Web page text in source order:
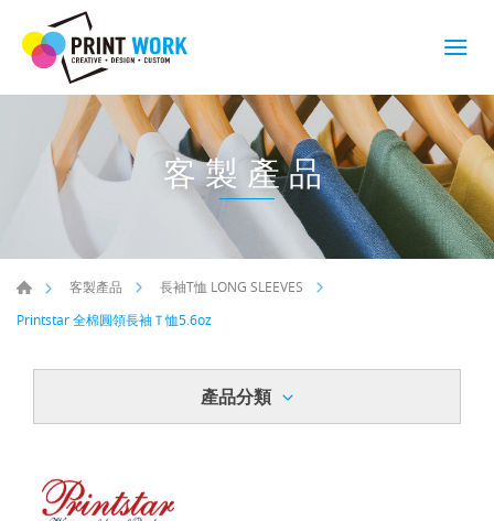
客製產品
客製產品
長袖T恤 LONG SLEEVES
Printstar 全棉圓領長袖Ｔ恤5.6oz
產品分類